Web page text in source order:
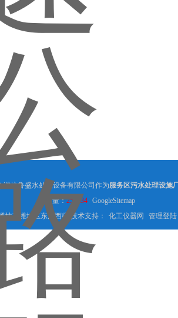
潍坊鲁盛水处理设备有限公司作为服务区污水处理设施
量：255834
GoogleSitemap
坊市潍城区东风西街 技术支持：
化工仪器网 管理登陆